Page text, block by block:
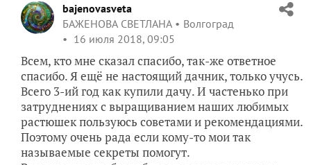
bajenovasveta
БАЖЕНОВА СВЕТЛАНА
Волгоград
16 июля 2018, 09:05
Всем, кто мне сказал спасибо, так-же ответное
спасибо. Я ещё не настоящий дачник, только учусь.
Всего 3-ий год как купили дачу. И частенько при
затруднениях с выращиванием наших любимых
растюшек пользуюсь советами и рекомендациями.
Поэтому очень рада если кому-то мои так
называемые секреты помогут.